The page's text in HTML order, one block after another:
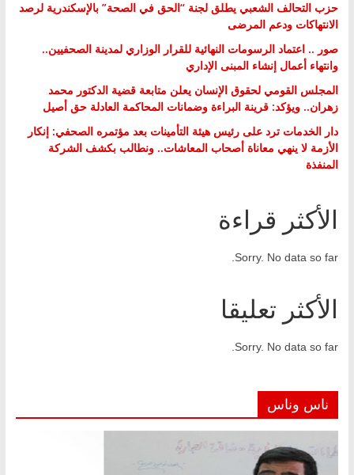
حزب التحالف الشعبي يطلق لجنة “الحق في الصحة” بالإسكندرية لرصد
الانتهاكات ودعم المرضى
صور .. اعتماد الرسومات النهائية للقرار الوزاري لمدينة الصحفيين..
وانتهاء أعمال إنشاء المبنى الإداري
المجلس القومي لحقوق الإنسان يعلن متابعة قضية الدكتور محمد
زهران.. ويؤكد: قرينة البراءة وضمانات المحاكمة العادلة حق أصيل
دار الخدمات ترد على رئيس هيئة التأمينات بعد مؤتمره الصحفي: إنكار
الأزمة لا ينهي معاناة أصحاب المعاشات.. ونطالب بكشف الشركة
المنفذة
الأكثر قراءة
Sorry. No data so far.
الأكثر تعليقا
Sorry. No data so far.
ناس وناس